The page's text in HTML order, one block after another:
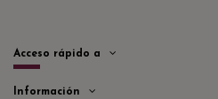
Acceso rápido a
Información